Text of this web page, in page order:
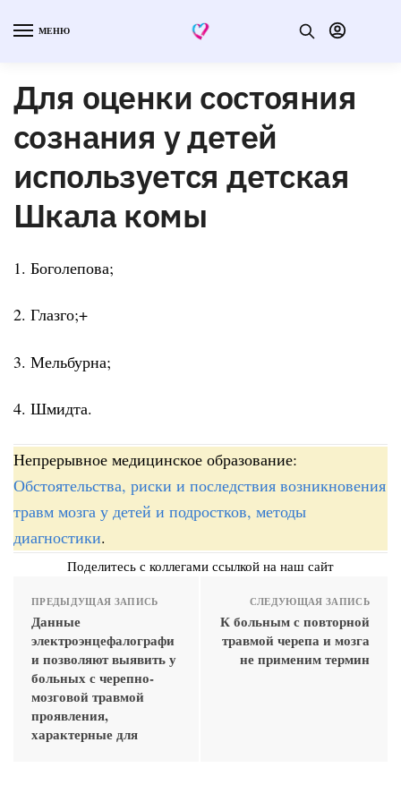
МЕНЮ
Для оценки состояния
сознания у детей
используется детская
Шкала комы
1. Боголепова;
2. Глазго;+
3. Мельбурна;
4. Шмидта.
Непрерывное медицинское образование:
Обстоятельства, риски и последствия возникновения
травм мозга у детей и подростков, методы
диагностики.
Поделитесь с коллегами ссылкой на наш сайт
ПРЕДЫДУЩАЯ ЗАПИСЬ
Данные
электроэнцефалографи
и позволяют выявить у
больных с черепно-
мозговой травмой
проявления,
характерные для
СЛЕДУЮЩАЯ ЗАПИСЬ
К больным с повторной
травмой черепа и мозга
не применим термин